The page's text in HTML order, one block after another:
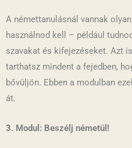
A némettanulásnál vannak
használnod kell – például
szavakat és kifejezéseket. Azt
tarthatsz mindent a fejedben,
bővüljön. Ebben a modulban
át.
3. Modul: Beszélj németül!